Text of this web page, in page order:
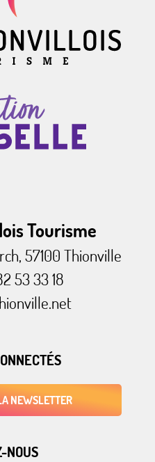
Tourisme
57100 Thionville
53 33 18
NEWSLETTER
NOUS